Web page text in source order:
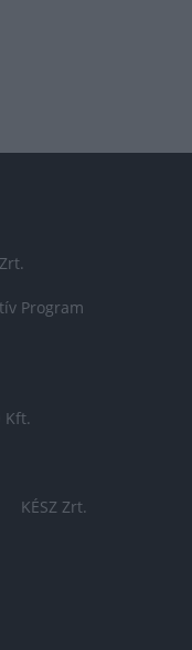
Program
Kft.
KÉSZ Zrt.